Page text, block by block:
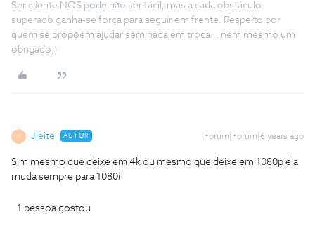
Ser cliente NOS pode não ser fácil, mas a cada obstáculo
superado ganha-se força para seguir em frente. Respeito por
quem se propõem ajudar sem nada em troca... nem mesmo um
obrigado;)
Jleite AUTOR Forum|Forum|6 years ago
Sim mesmo que deixe em 4k ou mesmo que deixe em 1080p ela
muda sempre para 1080i
1 pessoa gostou